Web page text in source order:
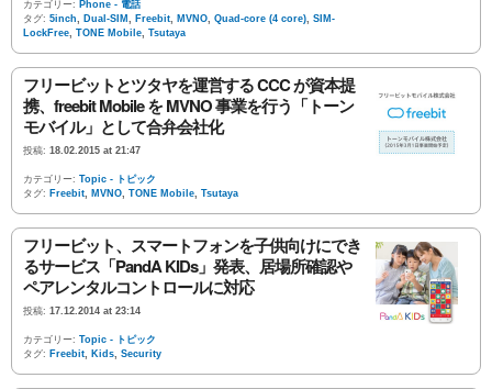
カテゴリー: Phone - 電話
タグ: 5inch, Dual-SIM , Freebit, MVNO, Quad-core (4 core), SIM-
LockFree, TONE Mobile, Tsutaya
フリービットとツタヤを運営する CCC が資本提
携、freebit Mobile を MVNO 事業を行う「トーン
モバイル」として合弁会社化
投稿: 18.02.2015 at 21:47
カテゴリー: Topic - トピック
タグ: Freebit, MVNO, TONE Mobile, Tsutaya
フリービット、スマートフォンを子供向けにでき
るサービス「PandA KIDs」発表、居場所確認や
ペアレンタルコントロールに対応
投稿: 17.12.2014 at 23:14
カテゴリー: Topic - トピック
タグ: Freebit, Kids, Security